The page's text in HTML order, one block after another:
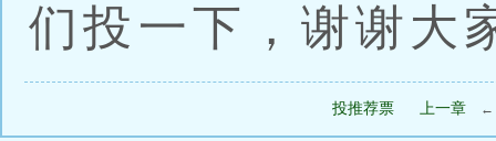
们投一下，谢谢大
投推荐票 上一章 ←